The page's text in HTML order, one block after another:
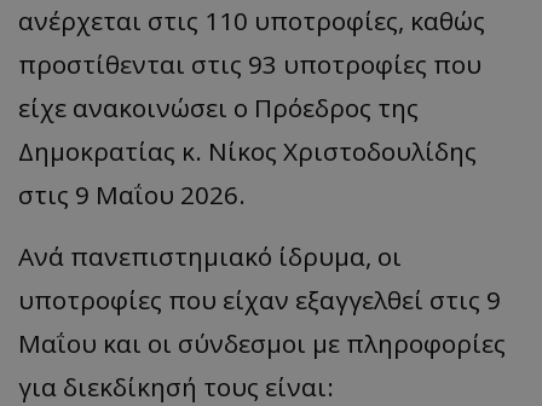
ανέρχεται στις 110 υποτροφίες, καθώς
προστίθενται στις 93 υποτροφίες που
είχε ανακοινώσει ο Πρόεδρος της
Δημοκρατίας κ. Νίκος Χριστοδουλίδης
στις 9 Μαΐου 2026.
Ανά πανεπιστημιακό ίδρυμα, οι
υποτροφίες που είχαν εξαγγελθεί στις 9
Μαΐου και οι σύνδεσμοι με πληροφορίες
για διεκδίκησή τους είναι: